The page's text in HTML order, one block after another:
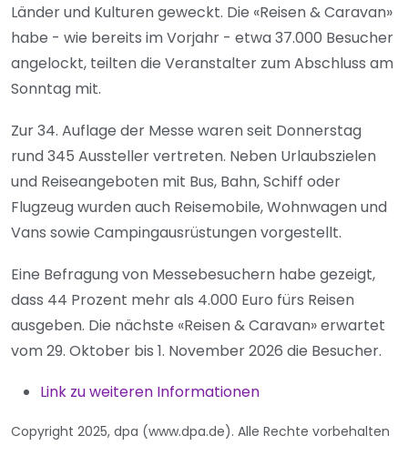
Länder und Kulturen geweckt. Die «Reisen & Caravan»
habe - wie bereits im Vorjahr - etwa 37.000 Besucher
angelockt, teilten die Veranstalter zum Abschluss am
Sonntag mit.
Zur 34. Auflage der Messe waren seit Donnerstag
rund 345 Aussteller vertreten. Neben Urlaubszielen
und Reiseangeboten mit Bus, Bahn, Schiff oder
Flugzeug wurden auch Reisemobile, Wohnwagen und
Vans sowie Campingausrüstungen vorgestellt.
Eine Befragung von Messebesuchern habe gezeigt,
dass 44 Prozent mehr als 4.000 Euro fürs Reisen
ausgeben. Die nächste «Reisen & Caravan» erwartet
vom 29. Oktober bis 1. November 2026 die Besucher.
Link zu weiteren Informationen
Copyright 2025, dpa (www.dpa.de). Alle Rechte vorbehalten